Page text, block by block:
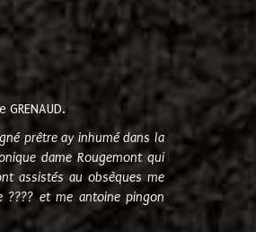
prêtre ay inhumé dans la
dame Rougemont qui
assistés au obsèques me
et me antoine pingon